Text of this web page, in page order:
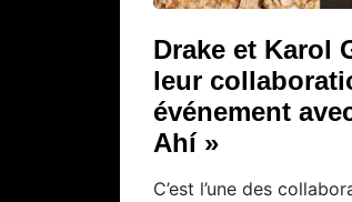
Drake et Karol
leur
événement
Ahí »
C’est l’une des